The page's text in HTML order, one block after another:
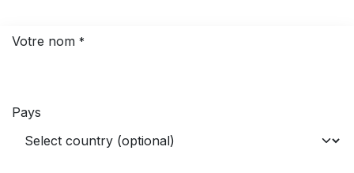
Votre nom *
Pays